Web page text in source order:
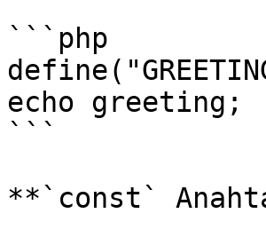
```php
echo greeting;
```
**`const`